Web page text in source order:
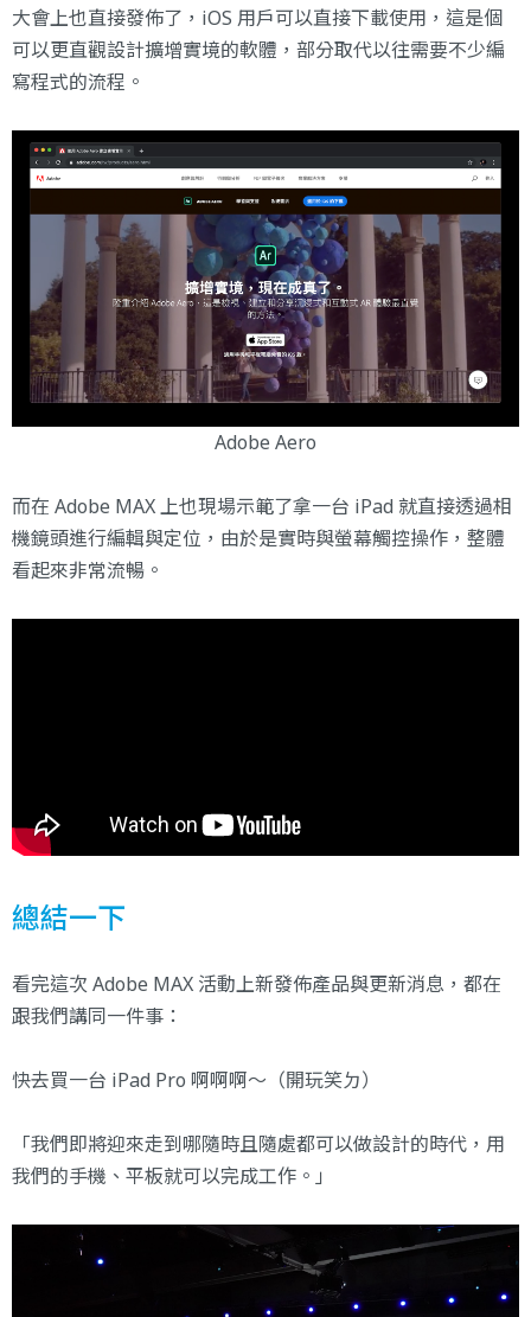
大會上也直接發佈了，iOS 用戶可以直接下載使用，這是個
可以更直觀設計擴增實境的軟體，部分取代以往需要不少編
寫程式的流程。
Adobe Aero
而在 Adobe MAX 上也現場示範了拿一台 iPad 就直接透過相
機鏡頭進行編輯與定位，由於是實時與螢幕觸控操作，整體
看起來非常流暢。
總結一下
看完這次 Adobe MAX 活動上新發佈產品與更新消息，都在
跟我們講同一件事：
快去買一台 iPad Pro 啊啊啊～（開玩笑ㄉ）
「我們即將迎來走到哪隨時且隨處都可以做設計的時代，用
我們的手機、平板就可以完成工作。」